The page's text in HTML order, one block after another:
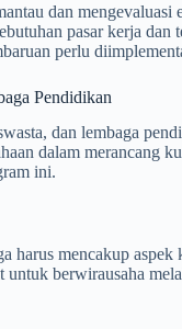
dan
pasar kerja
perlu
Pendidikan
dan lembaga
dalam merancang
ini.
harus mencakup
berwirausaha